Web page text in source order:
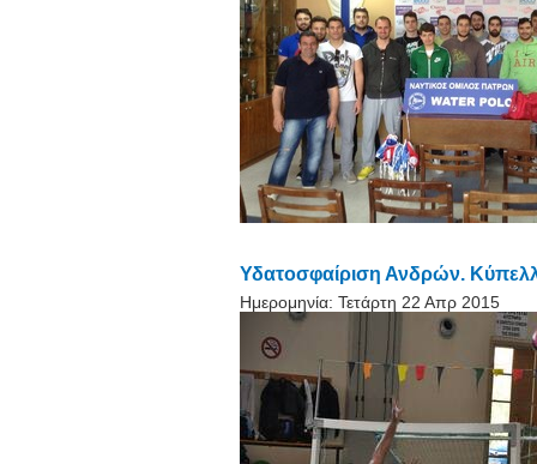
Υδατοσφαίριση Ανδρών.
Ημερομηνία: Τετάρτη 22 Απρ 2015